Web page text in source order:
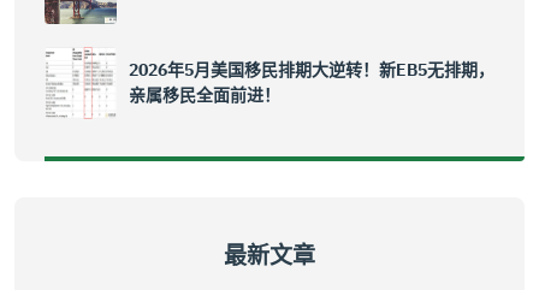
2026年5月美国移民排期大逆转！新EB5无排期，
亲属移民全面前进！
最新文章